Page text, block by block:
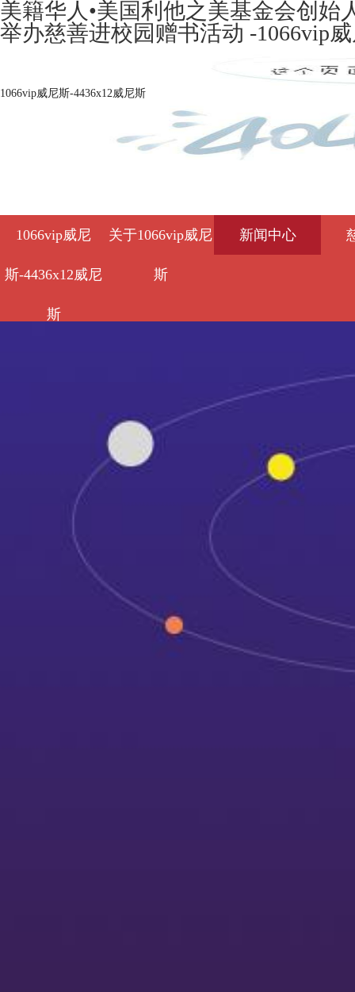
美籍华人•美国利他之美基金会创
举办慈善进校园赠书活动 -1066vip
1066vip威尼斯-4436x12威尼斯
1066vip威尼
斯-4436x12威尼
斯
关于1066vip威尼
斯
新闻中心